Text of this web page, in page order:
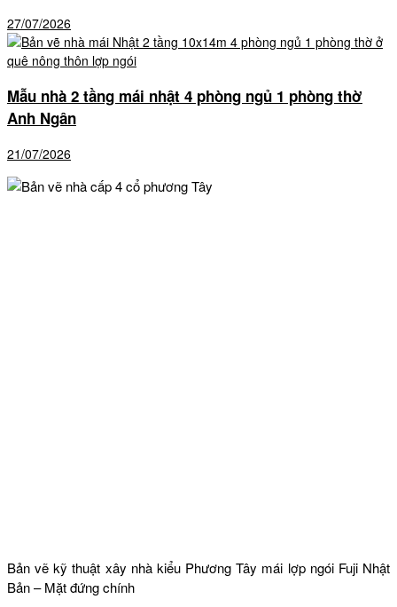
27/07/2026
Mẫu nhà 2 tầng mái nhật 4 phòng ngủ 1 phòng thờ
Anh Ngân
21/07/2026
Bản vẽ kỹ thuật xây nhà kiểu Phương Tây mái lợp ngói Fuji Nhật
Bản – Mặt đứng chính